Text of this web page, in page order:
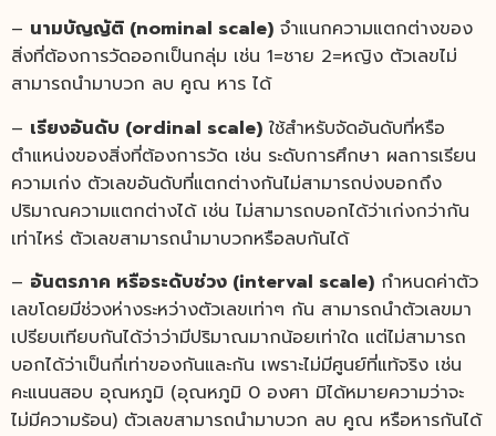
– นามบัญญัติ (nominal scale) จำแนกความแตกต่างของ
สิ่งที่ต้องการวัดออกเป็นกลุ่ม เช่น 1=ชาย 2=หญิง ตัวเลขไม่
สามารถนำมาบวก ลบ คูณ หาร ได้
– เรียงอันดับ (ordinal scale) ใช้สำหรับจัดอันดับที่หรือ
ตำแหน่งของสิ่งที่ต้องการวัด เช่น ระดับการศึกษา ผลการเรียน
ความเก่ง ตัวเลขอันดับที่แตกต่างกันไม่สามารถบ่งบอกถึง
ปริมาณความแตกต่างได้ เช่น ไม่สามารถบอกได้ว่าเก่งกว่ากัน
เท่าไหร่ ตัวเลขสามารถนำมาบวกหรือลบกันได้
– อันตรภาค หรือระดับช่วง (interval scale) กำหนดค่าตัว
เลขโดยมีช่วงห่างระหว่างตัวเลขเท่าๆ กัน สามารถนำตัวเลขมา
เปรียบเทียบกันได้ว่าว่ามีปริมาณมากน้อยเท่าใด แต่ไม่สามารถ
บอกได้ว่าเป็นกี่เท่าของกันและกัน เพราะไม่มีศูนย์ที่แท้จริง เช่น
คะแนนสอบ อุณหภูมิ (อุณหภูมิ 0 องศา มิได้หมายความว่าจะ
ไม่มีความร้อน) ตัวเลขสามารถนำมาบวก ลบ คูณ หรือหารกันได้